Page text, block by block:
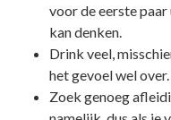
voor de eerste paar
kan denken.
Drink veel,
het gevoel wel
Zoek genoeg